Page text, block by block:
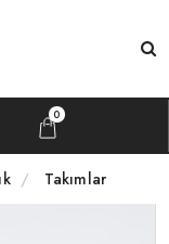
0
Takımlar